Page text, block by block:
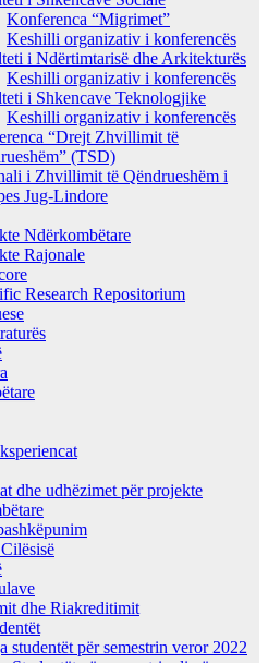
Konferenca “Migrimet”
Keshilli organizativ i konferencës
i Ndërtimtarisë dhe Arkitekturës
Keshilli organizativ i konferencës
i Shkencave Teknologjike
Keshilli organizativ i konferencës
“Drejt Zhvillimit të
(TSD)
i Zhvillimit të Qëndrueshëm i
Jug-Lindore
Ndërkombëtare
Rajonale
Research Repositorium
dhe udhëzimet për projekte
dhe Riakreditimit
studentët për semestrin veror 2022